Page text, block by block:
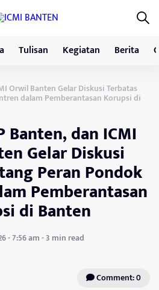
Tulisan Kegiatan Berita
Orwil Banten Gelar Diskusi Terbatas
dalam Pemberantasan Korupsi di
Banten, dan ICMI
Gelar Diskusi
Peran Pondok
Pemberantasan
di Banten
- 7:56 am - 3 min read
Comment: 0